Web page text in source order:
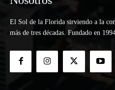
El Sol de la Florida sirviendo a la
más de tres décadas. Fundado en